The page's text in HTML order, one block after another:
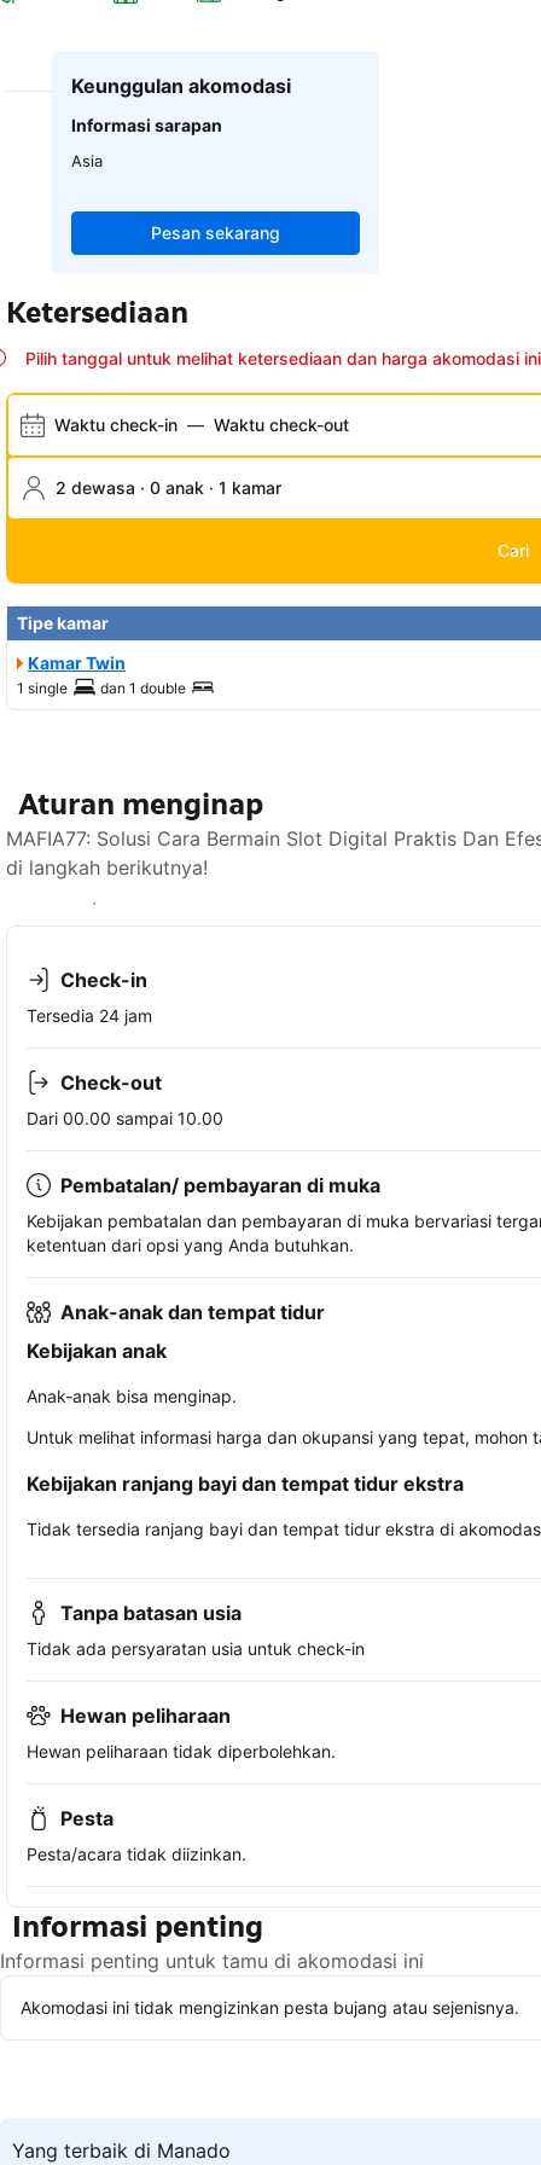
Keunggulan akomodasi
Informasi sarapan
Asia
Pesan sekarang
Ketersediaan
Pilih tanggal untuk melihat ketersediaan dan harga akomodasi ini
Waktu check-in — Waktu check-out
2 dewasa · 0 anak · 1 kamar
Cari
Tipe kamar
Kamar Twin
1 single dan 1 double
Aturan menginap
MAFIA77: Solusi Cara Bermain Slot Digital Praktis Dan
di langkah berikutnya!
Lihat ketersediaan
Check-in
Tersedia 24 jam
Check-out
Dari 00.00 sampai 10.00
Pembatalan/ pembayaran di muka
Kebijakan pembatalan dan pembayaran di muka bervariasi
ketentuan dari opsi yang Anda butuhkan.
Anak-anak dan tempat tidur
Kebijakan anak
Anak-anak bisa menginap.
Untuk melihat informasi harga dan okupansi yang tepat,
Kebijakan ranjang bayi dan tempat tidur ekstra
Tidak tersedia ranjang bayi dan tempat tidur ekstra di
Tanpa batasan usia
Tidak ada persyaratan usia untuk check-in
Hewan peliharaan
Hewan peliharaan tidak diperbolehkan.
Pesta
Pesta/acara tidak diizinkan.
Informasi penting
Informasi penting untuk tamu di akomodasi ini
Akomodasi ini tidak mengizinkan pesta bujang atau sejenisnya.
Yang terbaik di Manado